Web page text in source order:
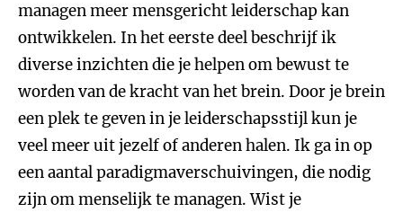
managen meer mensgericht leiderschap kan
ontwikkelen. In het eerste deel beschrijf ik
diverse inzichten die je helpen om bewust te
worden van de kracht van het brein. Door je brein
een plek te geven in je leiderschapsstijl kun je
veel meer uit jezelf of anderen halen. Ik ga in op
een aantal paradigmaverschuivingen, die nodig
zijn om menselijk te managen. Wist je